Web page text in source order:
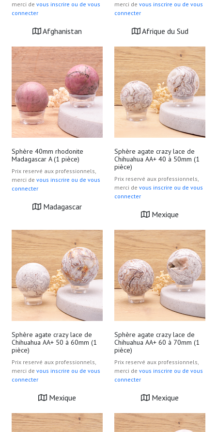
merci de vous inscrire ou de vous
connecter
Afghanistan
merci de vous inscrire ou de vous
connecter
Afrique du Sud
Sphère 40mm rhodonite
Madagascar A (1 pièce)
Prix reservé aux professionnels,
merci de vous inscrire ou de vous
connecter
Madagascar
Sphère agate crazy lace de
Chihuahua AA+ 40 à 50mm (1
pièce)
Prix reservé aux professionnels,
merci de vous inscrire ou de vous
connecter
Mexique
Sphère agate crazy lace de
Chihuahua AA+ 50 à 60mm (1
pièce)
Prix reservé aux professionnels,
merci de vous inscrire ou de vous
connecter
Mexique
Sphère agate crazy lace de
Chihuahua AA+ 60 à 70mm (1
pièce)
Prix reservé aux professionnels,
merci de vous inscrire ou de vous
connecter
Mexique